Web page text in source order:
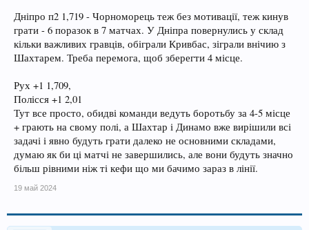
Дніпро п2 1,719 - Чорноморець теж без мотивації, теж кинув
грати - 6 поразок в 7 матчах. У Дніпра повернулись у склад
кільки важливих гравців, обіграли Кривбас, зіграли внічию з
Шахтарем. Треба перемога, щоб зберегти 4 місце.
Рух +1 1,709,
Полісся +1 2,01
Тут все просто, обидві команди ведуть боротьбу за 4-5 місце
+ грають на свому полі, а Шахтар і Динамо вже вирішили всі
задачі і явно будуть грати далеко не основними складами,
думаю як би ці матчі не завершились, але вони будуть значно
більш рівними ніж ті кефи що ми бачимо зараз в лінії.
19 май 2024